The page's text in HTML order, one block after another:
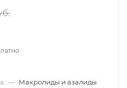
— Макролиды и азалиды